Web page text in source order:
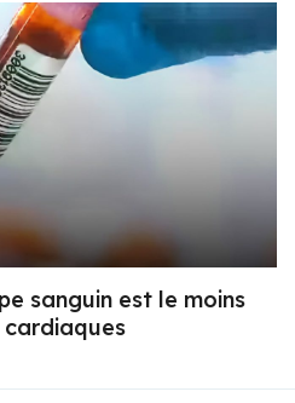
sanguin est le moins